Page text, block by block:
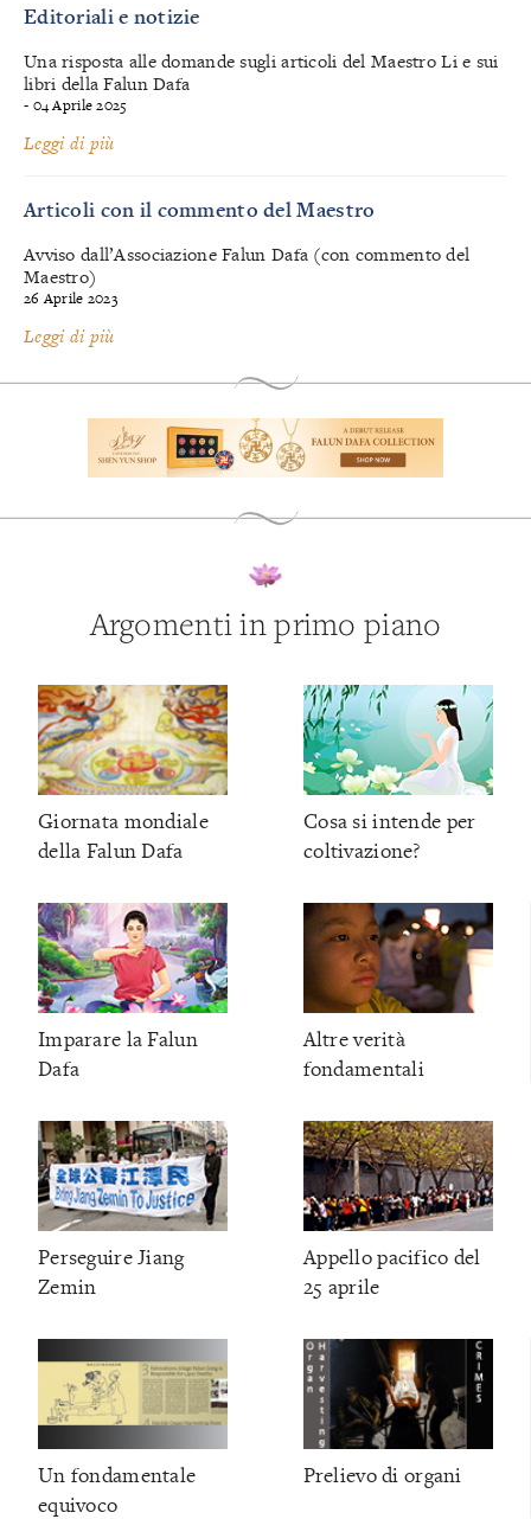
Editoriali e notizie
Una risposta alle domande sugli articoli del Maestro Li e sui
libri della Falun Dafa
- 04 Aprile 2025
Leggi di più
Articoli con il commento del Maestro
Avviso dall’Associazione Falun Dafa (con commento del
Maestro)
26 Aprile 2023
Leggi di più
Argomenti in primo piano
Giornata mondiale
della Falun Dafa
Cosa si intende per
coltivazione?
Imparare la Falun
Dafa
Altre verità
fondamentali
Perseguire Jiang
Zemin
Appello pacifico del
25 aprile
Un fondamentale
equivoco
Prelievo di organi